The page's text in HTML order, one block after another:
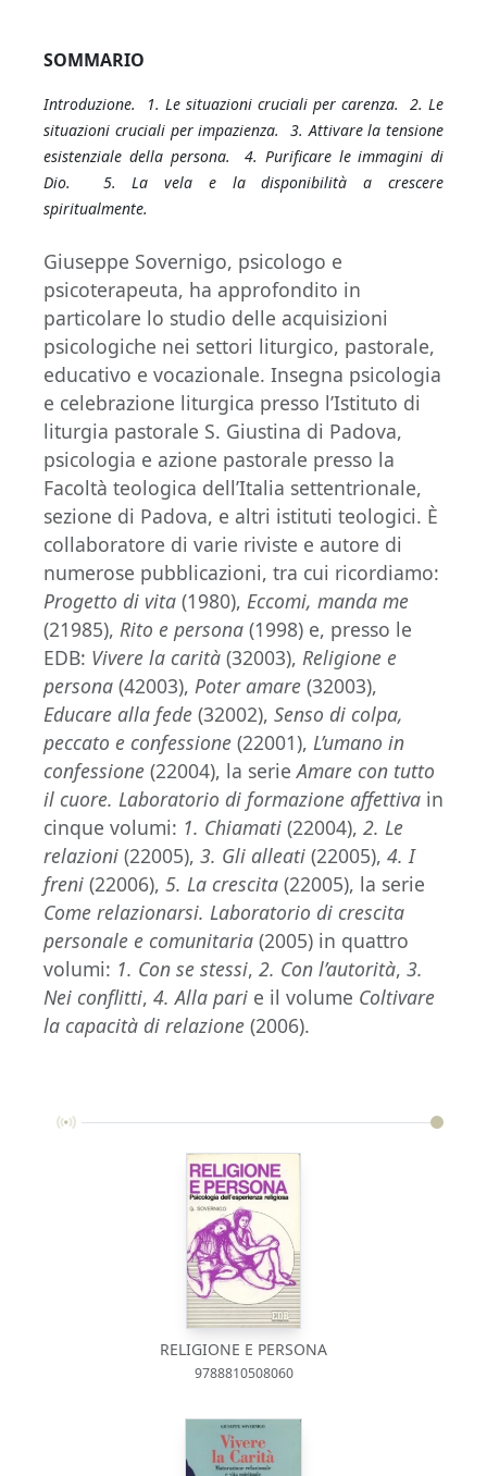
SOMMARIO
Introduzione. 1. Le situazioni cruciali per carenza. 2. Le
situazioni cruciali per impazienza. 3. Attivare la tensione
esistenziale della persona. 4. Purificare le immagini di
Dio. 5. La vela e la disponibilità a crescere
spiritualmente.
Giuseppe Sovernigo, psicologo e
psicoterapeuta, ha approfondito in
particolare lo studio delle acquisizioni
psicologiche nei settori liturgico, pastorale,
educativo e vocazionale. Insegna psicologia
e celebrazione liturgica presso l’Istituto di
liturgia pastorale S. Giustina di Padova,
psicologia e azione pastorale presso la
Facoltà teologica dell’Italia settentrionale,
sezione di Padova, e altri istituti teologici. È
collaboratore di varie riviste e autore di
numerose pubblicazioni, tra cui ricordiamo:
Progetto di vita (1980), Eccomi, manda me
(21985), Rito e persona (1998) e, presso le
EDB: Vivere la carità (32003), Religione e
persona (42003), Poter amare (32003),
Educare alla fede (32002), Senso di colpa,
peccato e confessione (22001), L’umano in
confessione (22004), la serieAmare con tutto
il cuore. Laboratorio di formazione affettiva in
cinque volumi: 1. Chiamati (22004), 2. Le
relazioni (22005), 3. Gli alleati (22005), 4. I
freni (22006), 5. La crescita (22005), la serie
Come relazionarsi. Laboratorio di crescita
personale e comunitaria (2005) in quattro
volumi: 1. Con se stessi, 2. Con l’autorità, 3.
Nei conflitti, 4. Alla pari e il volume Coltivare
la capacità di relazione (2006).
RELIGIONE E PERSONA
9788810508060